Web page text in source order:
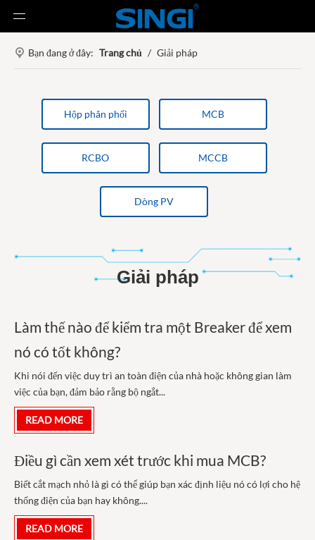
Bạn đang ở đây: Trang chủ / Giải pháp
Hộp phân phối MCB
RCBO MCCB
Dòng PV
Giải pháp
Làm thế nào để kiểm tra một Breaker để xem
nó có tốt không?
Khi nói đến việc duy trì an toàn điện của nhà hoặc không gian làm
việc của bạn, đảm bảo rằng bộ ngắt...
READ MORE
Điều gì cần xem xét trước khi mua MCB?
Biết cắt mạch nhỏ là gì có thể giúp bạn xác định liệu nó có lợi cho hệ
thống điện của bạn hay không....
READ MORE